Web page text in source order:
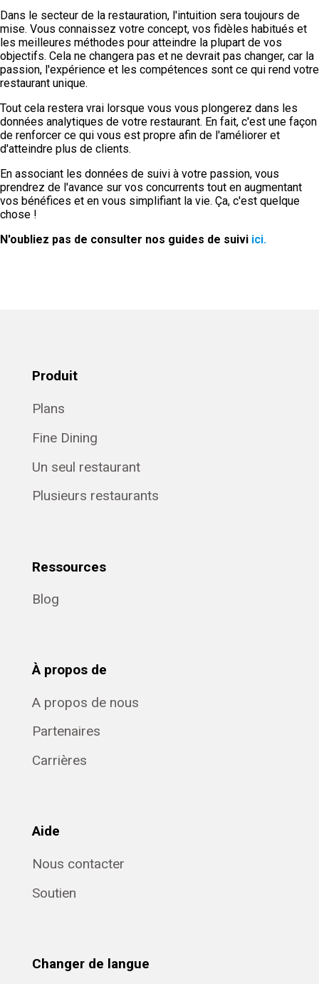
Dans le secteur de la restauration, l'intuition sera toujours de
mise. Vous connaissez votre concept, vos fidèles habitués et
les meilleures méthodes pour atteindre la plupart de vos
objectifs. Cela ne changera pas et ne devrait pas changer, car la
passion, l'expérience et les compétences sont ce qui rend votre
restaurant unique.
Tout cela restera vrai lorsque vous vous plongerez dans les
données analytiques de votre restaurant. En fait, c'est une façon
de renforcer ce qui vous est propre afin de l'améliorer et
d'atteindre plus de clients.
En associant les données de suivi à votre passion, vous
prendrez de l'avance sur vos concurrents tout en augmentant
vos bénéfices et en vous simplifiant la vie. Ça, c'est quelque
chose !
N'oubliez pas de consulter nos guides de suivi ici.
Produit
Plans
Fine Dining
Un seul restaurant
Plusieurs restaurants
Ressources
Blog
À propos de
A propos de nous
Partenaires
Carrières
Aide
Nous contacter
Soutien
Changer de langue